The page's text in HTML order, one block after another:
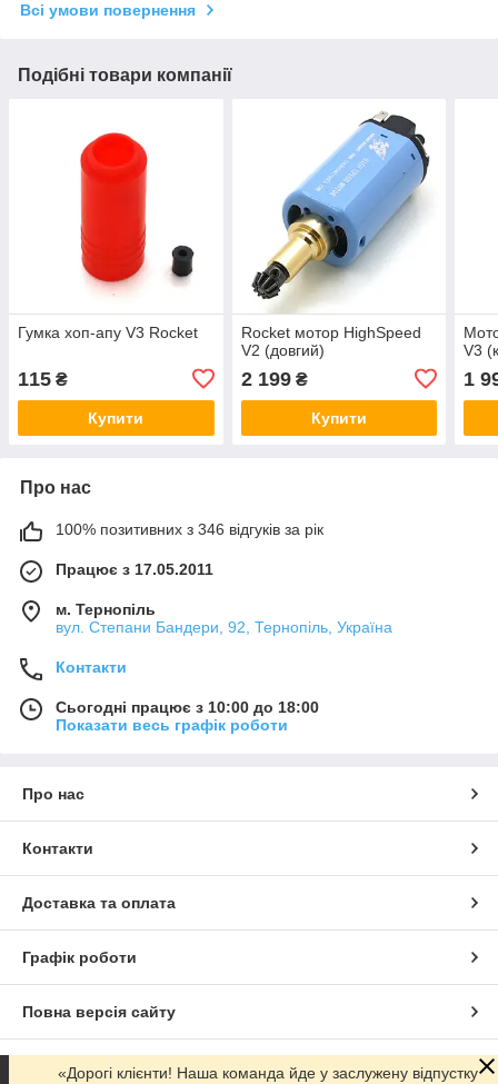
Всі умови повернення
Подібні товари компанії
Гумка хоп-апу V3 Rocket
115 ₴
Купити
Rocket мотор HighSpeed
V2 (довгий)
2 199₴
Купити
V3
1
Про нас
100% позитивних з 346 відгуків за рік
Працює з 17.05.2011
м. Тернопіль
вул. Степани Бандери, 92, Тернопіль, Україна
Контакти
Сьогодні працює з 10:00 до 18:00
Показати весь графік роботи
Про нас
Контакти
Доставка та оплата
Графік роботи
Повна версія сайту
Сайт створено на маркетплейсі Prom.ua
«Дорогі клієнти! Наша команда йде у заслужену відпустку